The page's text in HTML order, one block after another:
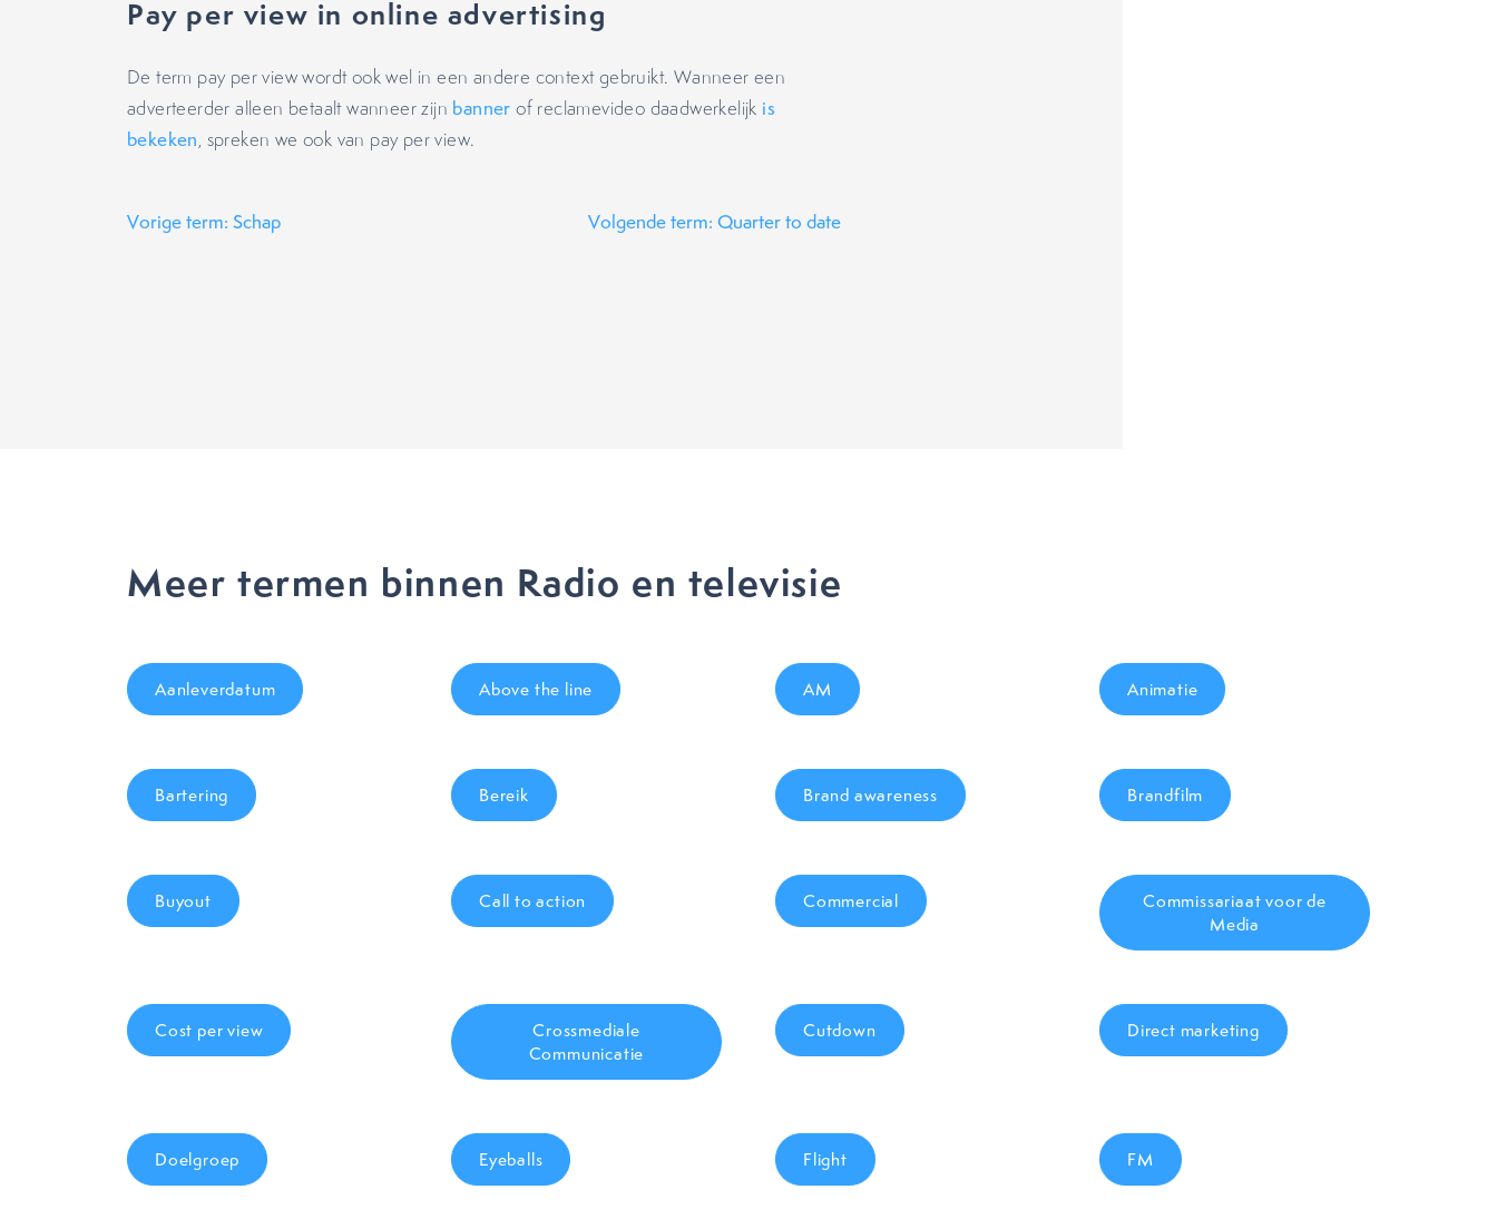
Pay per view in online advertising
De term pay per view wordt ook wel in een andere context gebruikt. Wanneer een
adverteerder alleen betaalt wanneer zijn banner of reclamevideo daadwerkelijk is
bekeken, spreken we ook van pay per view.
Vorige term: Schap Volgende term: Quarter to date
Meer termen binnen Radio en televisie
Aanleverdatum Above the line AM Animatie
Bartering Bereik Brand awareness Brandfilm
Buyout Call to action Commercial
Commissariaat voor de
Media
Cost per view
Crossmediale
Communicatie
Cutdown Direct marketing
Doelgroep Eyeballs Flight FM